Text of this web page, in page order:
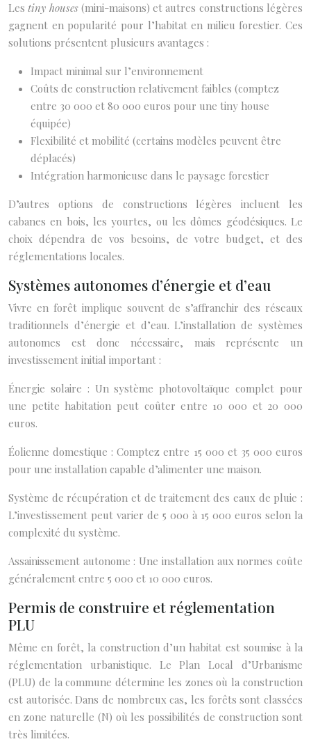
Lestiny houses(mini-maisons) et autres constructions légères
gagnent en popularité pour l’habitat en milieu forestier. Ces
solutions présentent plusieurs avantages :
Impact minimal sur l’environnement
Coûts de construction relativement faibles (comptez
entre 30 000 et 80 000 euros pour une tiny house
équipée)
Flexibilité et mobilité (certains modèles peuvent être
déplacés)
Intégration harmonieuse dans le paysage forestier
D’autres options de constructions légères incluent les
cabanes en bois, les yourtes, ou les dômes géodésiques. Le
choix dépendra de vos besoins, de votre budget, et des
réglementations locales.
Systèmes autonomes d’énergie et d’eau
Vivre en forêt implique souvent de s’affranchir des réseaux
traditionnels d’énergie et d’eau. L’installation de systèmes
autonomes est donc nécessaire, mais représente un
investissement initial important :
Énergie solaire : Un système photovoltaïque complet pour
une petite habitation peut coûter entre 10 000 et 20 000
euros.
Éolienne domestique : Comptez entre 15 000 et 35 000 euros
pour une installation capable d’alimenter une maison.
Système de récupération et de traitement des eaux de pluie :
L’investissement peut varier de 5 000 à 15 000 euros selon la
complexité du système.
Assainissement autonome : Une installation aux normes coûte
généralement entre 5 000 et 10 000 euros.
Permis de construire et réglementation
PLU
Même en forêt, la construction d’un habitat est soumise à la
réglementation urbanistique. Le Plan Local d’Urbanisme
(PLU) de la commune détermine les zones où la construction
est autorisée. Dans de nombreux cas, les forêts sont classées
en zone naturelle (N) où les possibilités de construction sont
très limitées.